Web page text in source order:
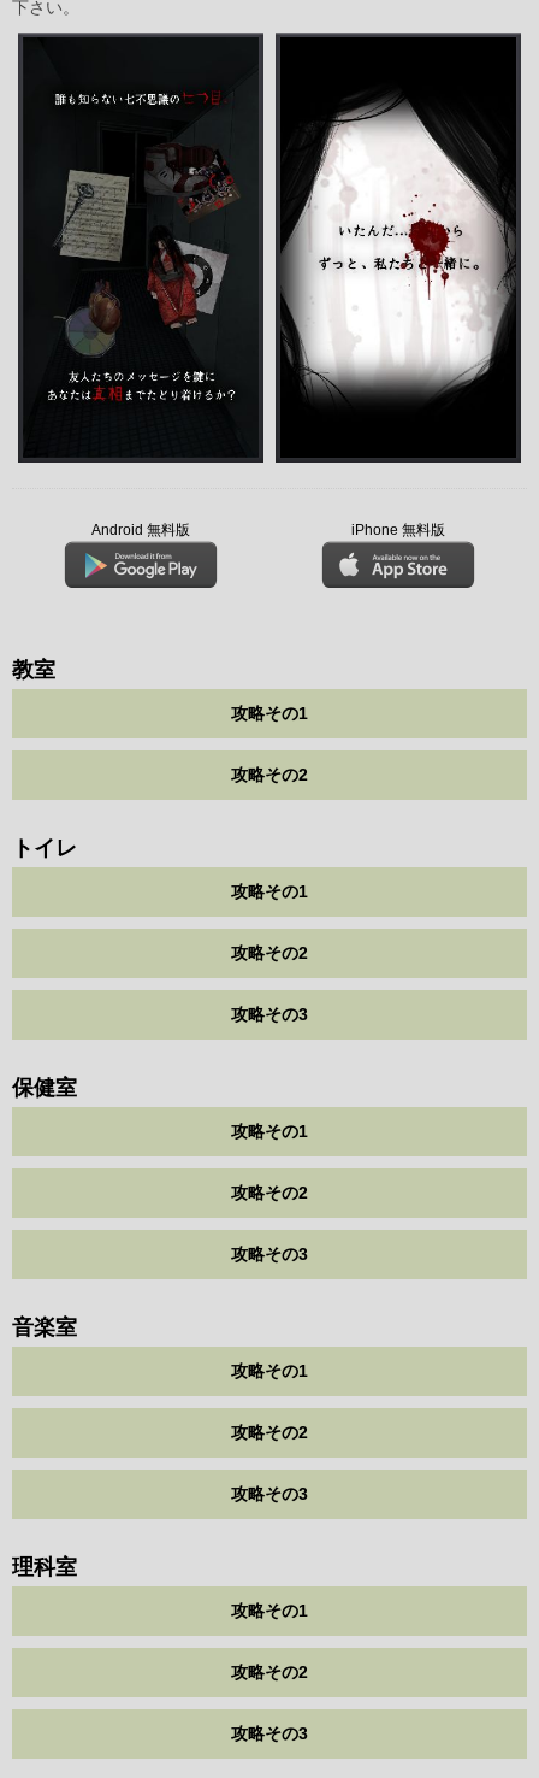
下さい。
Android 無料版 iPhone 無料版
教室
攻略その1
攻略その2
トイレ
攻略その1
攻略その2
攻略その3
保健室
攻略その1
攻略その2
攻略その3
音楽室
攻略その1
攻略その2
攻略その3
理科室
攻略その1
攻略その2
攻略その3